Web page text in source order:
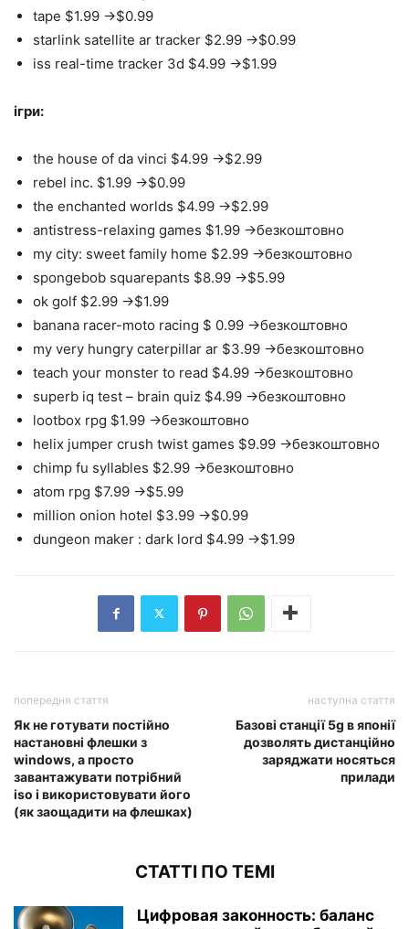
tape $1.99 ->$0.99
starlink satellite ar tracker $2.99 ->$0.99
iss real-time tracker 3d $4.99 ->$1.99
ігри:
the house of da vinci $4.99 ->$2.99
rebel inc. $1.99 ->$0.99
the enchanted worlds $4.99 ->$2.99
antistress-relaxing games $1.99 ->безкоштовно
my city: sweet family home $2.99 ->безкоштовно
spongebob squarepants $8.99 ->$5.99
ok golf $2.99 ->$1.99
banana racer-moto racing $ 0.99 ->безкоштовно
my very hungry caterpillar ar $3.99 ->безкоштовно
teach your monster to read $4.99 ->безкоштовно
superb iq test – brain quiz $4.99 ->безкоштовно
lootbox rpg $1.99 ->безкоштовно
helix jumper crush twist games $9.99 ->безкоштовно
chimp fu syllables $2.99 ->безкоштовно
atom rpg $7.99 ->$5.99
million onion hotel $3.99 ->$0.99
dungeon maker : dark lord $4.99 ->$1.99
попередня стаття
Як не готувати постійно
настановні флешки з
windows, а просто
завантажувати потрібний
iso і використовувати його
(як заощадити на флешках)
наступна стаття
Базові станції 5g в японії
дозволять дистанційно
заряджати носяться
прилади
СТАТТІ ПО ТЕМІ
Цифровая законность: баланс